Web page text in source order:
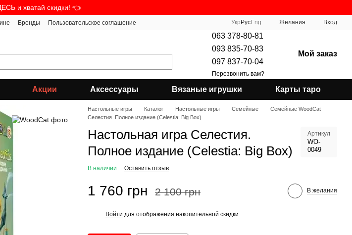
и хватай скидки! 👈
Бренды
Пользовательское соглашение
Укр РусEng Желания Вход
063 378-80-81
093 835-70-83
097 837-70-04
Перезвонить вам?
Мой заказ
Акции Аксессуары Вязаные игрушки Карты таро
Настольные игры Каталог Настольные игры Семейные
Семейные WoodCat
Селестия. Полное издание (Celestia: Big Box)
Настольная игра Селестия.
Полное издание (Celestia: Big Box)
Артикул
WO-
0049
В наличии Оставить отзыв
1 760 грн 2 100 грн В желания
Войти для отображения накопительной скидки